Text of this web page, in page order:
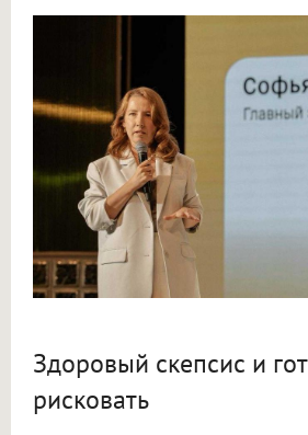
Здоровый скепсис и
рисковать